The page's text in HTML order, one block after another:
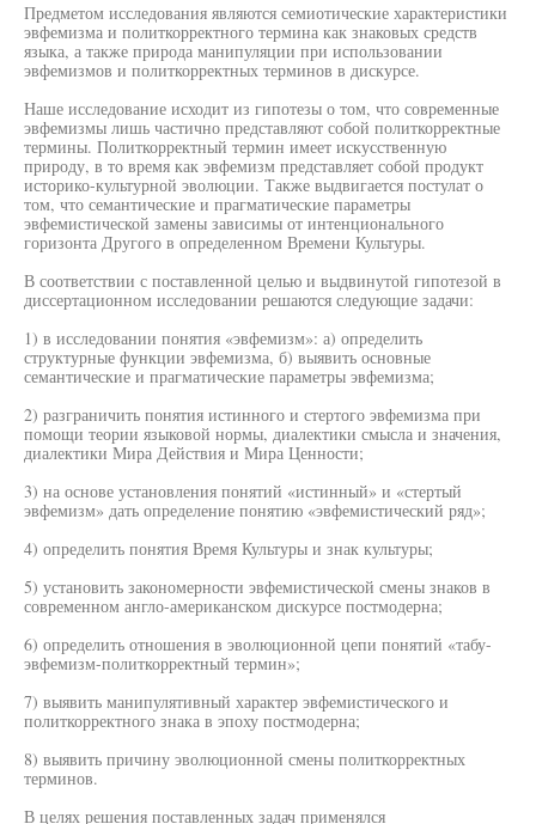
Предметом исследования являются семиотические характеристики
эвфемизма и политкорректного термина как знаковых средств
языка, а также природа манипуляции при использовании
эвфемизмов и политкорректных терминов в дискурсе.
Наше исследование исходит из гипотезы о том, что современные
эвфемизмы лишь частично представляют собой политкорректные
термины. Политкорректный термин имеет искусственную
природу, в то время как эвфемизм представляет собой продукт
историко-культурной эволюции. Также выдвигается постулат о
том, что семантические и прагматические параметры
эвфемистической замены зависимы от интенционального
горизонта Другого в определенном Времени Культуры.
В соответствии с поставленной целью и выдвинутой гипотезой в
диссертационном исследовании решаются следующие задачи:
1) в исследовании понятия «эвфемизм»: а) определить
структурные функции эвфемизма, б) выявить основные
семантические и прагматические параметры эвфемизма;
2) разграничить понятия истинного и стертого эвфемизма при
помощи теории языковой нормы, диалектики смысла и значения,
диалектики Мира Действия и Мира Ценности;
3) на основе установления понятий «истинный» и «стертый
эвфемизм» дать определение понятию «эвфемистический ряд»;
4) определить понятия Время Культуры и знак культуры;
5) установить закономерности эвфемистической смены знаков в
современном англо-американском дискурсе постмодерна;
6) определить отношения в эволюционной цепи понятий «табу-
эвфемизм-политкорректный термин»;
7) выявить манипулятивный характер эвфемистического и
политкорректного знака в эпоху постмодерна;
8) выявить причину эволюционной смены политкорректных
терминов.
В целях решения поставленных задач применялся